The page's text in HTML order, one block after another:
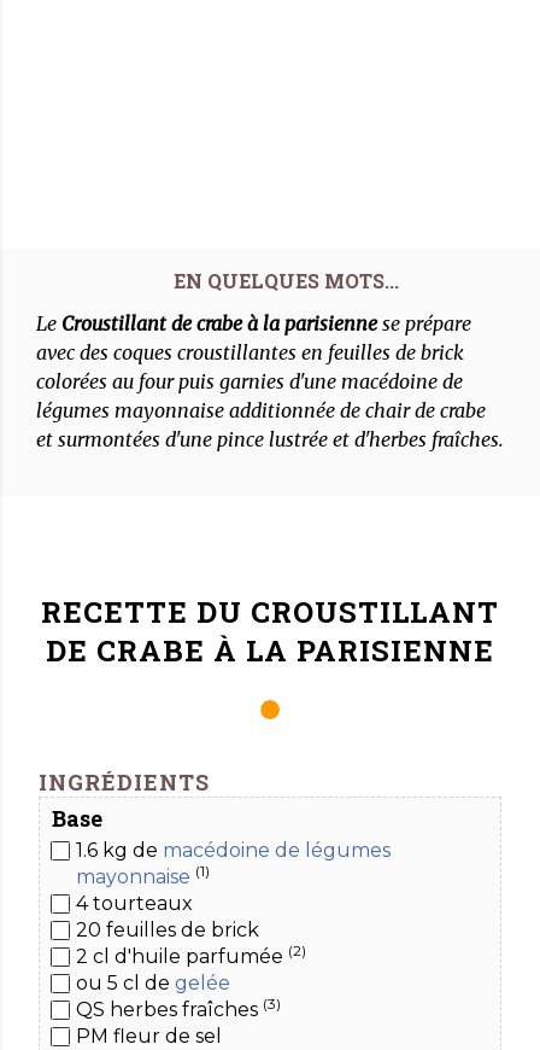
Le Croustillant de crabe à la parisiennese prépare
avec des coques croustillantes en feuilles de brick
colorées au four puis garnies d'une macédoine de
légumes mayonnaise additionnée de chair de crabe
et surmontées d'une pince lustrée et d'herbes fraîches.
RECETTE DU CROUSTILLANT
DE CRABE À LA PARISIENNE
INGRÉDIENTS
Base
1.6 kg de macédoine de légumes
mayonnaise (1)
4tourteaux
20 feuilles de brick
2 cl d'huile parfumée (2)
ou 5 cl de gelée
QS herbes fraîches (3)
PM fleur de sel